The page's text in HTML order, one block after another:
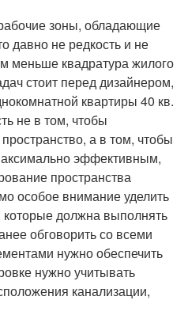
зоны, обладающие
давно не редкость и не
меньше квадратура жилого
стоит перед дизайнером,
квартиры 40 кв.
не в том, чтобы
а в том, чтобы
эффективным,
пространства
особое внимание уделить
должна выполнять
обговорить со всеми
нужно обеспечить
нужно учитывать
канализации,